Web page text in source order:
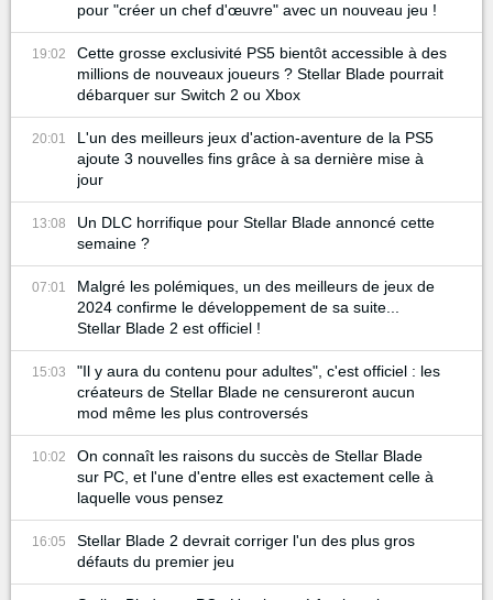
pour "créer un chef d'œuvre" avec un nouveau jeu !
19:02
Cette grosse exclusivité PS5 bientôt accessible à des
millions de nouveaux joueurs ? Stellar Blade pourrait
débarquer sur Switch 2 ou Xbox
20:01
L'un des meilleurs jeux d'action-aventure de la PS5
ajoute 3 nouvelles fins grâce à sa dernière mise à
jour
13:08
Un DLC horrifique pour Stellar Blade annoncé cette
semaine ?
07:01
Malgré les polémiques, un des meilleurs de jeux de
2024 confirme le développement de sa suite...
Stellar Blade 2 est officiel !
15:03
"Il y aura du contenu pour adultes", c'est officiel : les
créateurs de Stellar Blade ne censureront aucun
mod même les plus controversés
10:02
On connaît les raisons du succès de Stellar Blade
sur PC, et l'une d'entre elles est exactement celle à
laquelle vous pensez
16:05
Stellar Blade 2 devrait corriger l'un des plus gros
défauts du premier jeu